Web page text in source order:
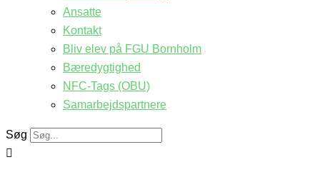
Ansatte
Kontakt
Bliv elev på FGU Bornholm
Bæredygtighed
NFC-Tags (OBU)
Samarbejdspartnere
Søg